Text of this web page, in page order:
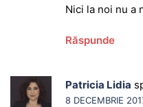
Nici la noi nu a
Răspunde
Patricia Lidia
8 DECEMBRIE